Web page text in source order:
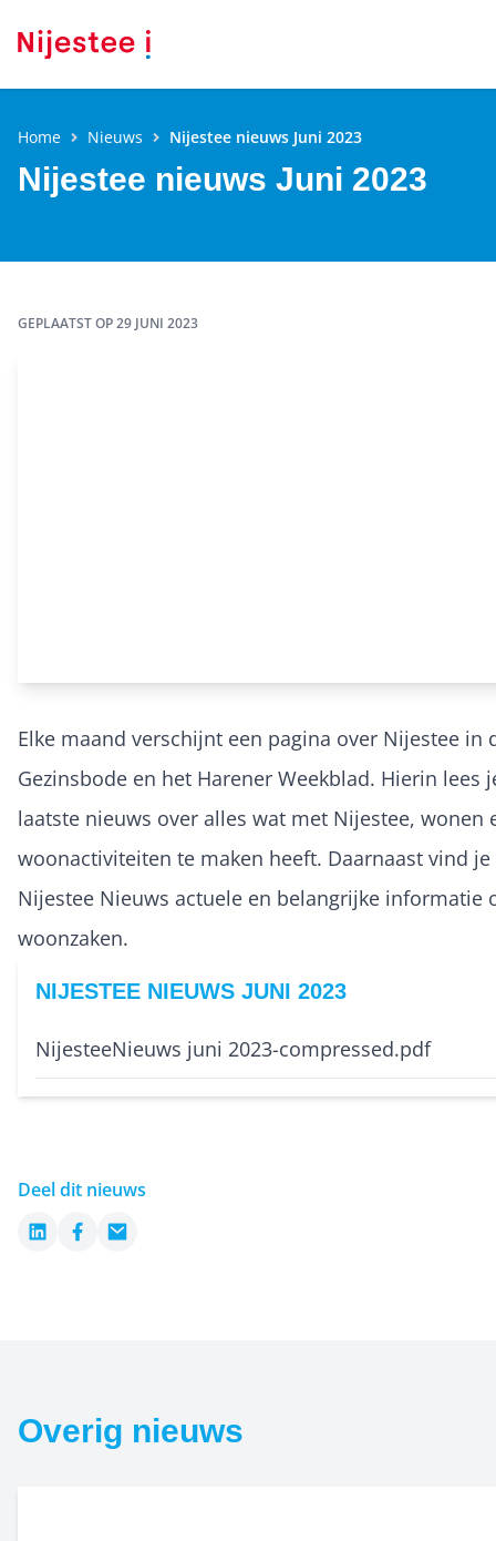
Home Nieuws Nijestee nieuws Juni 2023
Nijestee nieuws Juni 2023
GEPLAATST OP29 JUNI 2023
Elke maand verschijnt een pagina over Nijestee in
Gezinsbode en het Harener Weekblad. Hierin lees
laatste nieuws over alles wat met Nijestee, wonen
woonactiviteiten te maken heeft. Daarnaast vind
Nijestee Nieuws actuele en belangrijke informatie
woonzaken.
NIJESTEE NIEUWS JUNI 2023
NijesteeNieuws juni 2023-compressed.pdf
Deel dit nieuws
LinkedInFacebook
Email
Overig nieuws